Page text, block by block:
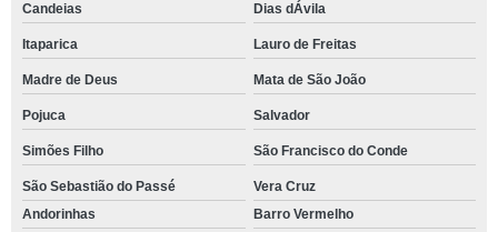
Candeias Dias dÁvila
Itaparica Lauro de Freitas
Madre de Deus Mata de São João
Pojuca Salvador
Simões Filho São Francisco do Conde
São Sebastião do Passé
Vera Cruz
Andorinhas
Barro Vermelho